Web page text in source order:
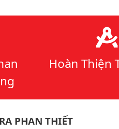
Hoàn Thiện
PHAN THIẾT